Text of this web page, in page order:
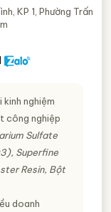
KP 1, Phường Trấn
kinh nghiệm
công nghiệp
Sulfate
Superfine
Resin, Bột
doanh